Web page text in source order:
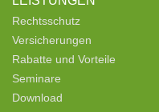
Rechtsschutz
Versicherungen
Rabatte und Vorteile
Seminare
Download